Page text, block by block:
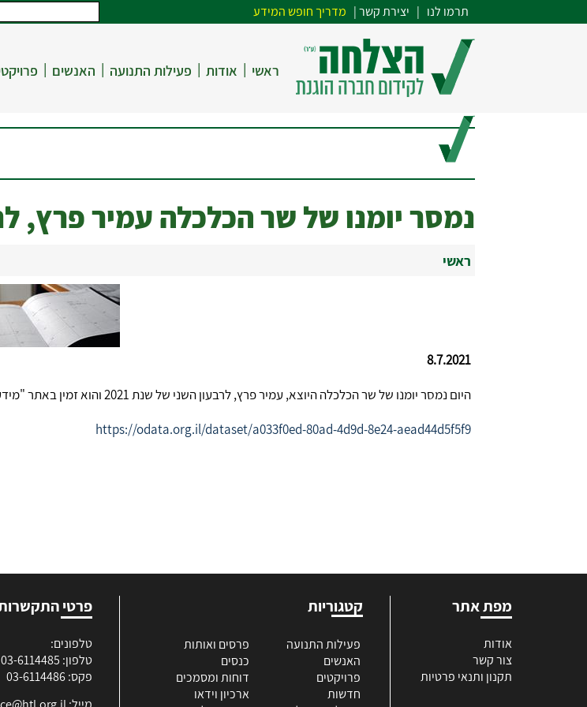
תרמו לנו | יצירת קשר| מדריך חופש המידע
ראשי | אודות | פעילות התנועה | האנשים |
נמסר יומנו של שר הכלכלה עמיר פרץ,
ראשי
8.7.2021
היום נמסר יומנו של שר הכלכלה היוצא, עמיר פרץ, לרבעון השני של שנת 2021 והוא זמין באתר "מידע לעם" בקישור הבא:
https://odata.org.il/dataset/a033f0ed-80ad-4d9d-8e24-aead44d5f5f9
מפת אתר
אודות
צור קשר
תקנון ותנאי פרטיות
קטגוריות
פעילות התנועה
האנשים
פרויקטים
חדשות
פרסים ואותות
כנסים
דוחות ומסמכים
ארכיון וידאו
פרטי
טלפונים:
טלפון: 03-6114485
פקס: 03-6114486